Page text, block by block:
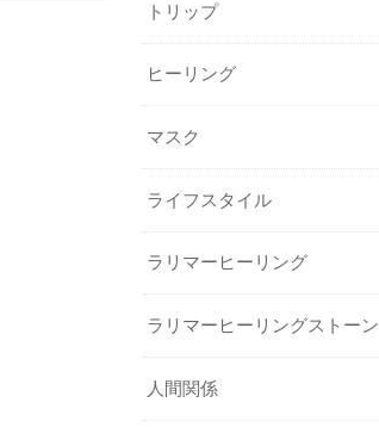
トリップ
ヒーリング
マスク
ライフスタイル
ラリマーヒーリング
ラリマーヒーリングストーン
人間関係